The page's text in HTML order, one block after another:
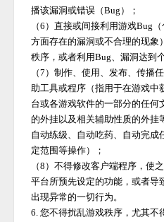
播该漏洞或错误（Bug）；
（6）直接或间接利用游戏Bug
方面存在的漏洞或不合理的现象
秩序，或者利用Bug、漏洞达到
（7）制作、使用、发布、传播
助工具或程序（指用于在游戏中
台或各游戏软件的一部分的任何
的外挂以及相关辅助性质的外挂
自动练级、自动吃药、自动完成
定范围等操作）；
（8）不得修改客户端程序，使
平台所预先设定的功能，或者导
出现异常的一切行为。
6. 您不得扰乱游戏秩序，尤其不